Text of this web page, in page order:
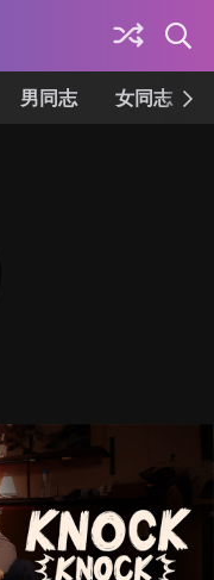
男同志 女同志